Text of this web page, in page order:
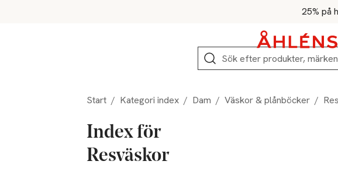
25% på
Sök
Start / Kategori index / Dam / Väskor & plånböcker /
Index för
Resväskor